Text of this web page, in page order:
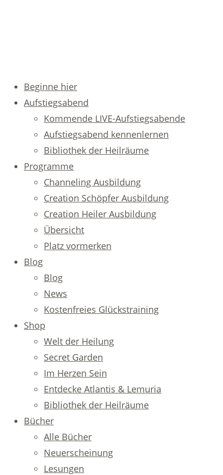
Beginne hier
Aufstiegsabend
Kommende LIVE-Aufstiegsabende
Aufstiegsabend kennenlernen
Bibliothek der Heilräume
Programme
Channeling Ausbildung
Creation Schöpfer Ausbildung
Creation Heiler Ausbildung
Übersicht
Platz vormerken
Blog
Blog
News
Kostenfreies Glückstraining
Shop
Welt der Heilung
Secret Garden
Im Herzen Sein
Entdecke Atlantis & Lemuria
Bibliothek der Heilräume
Bücher
Alle Bücher
Neuerscheinung
Lesungen